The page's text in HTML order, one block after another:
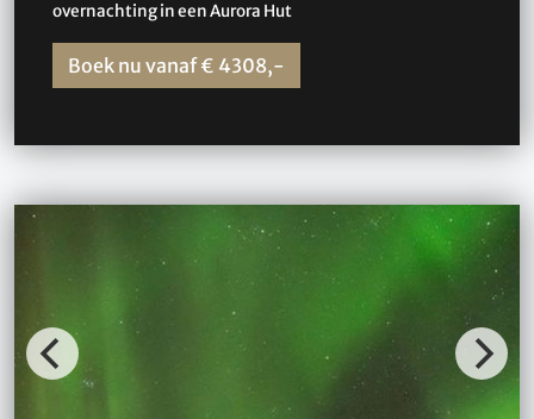
overnachting in een Aurora Hut
Boek nu vanaf € 4308,-